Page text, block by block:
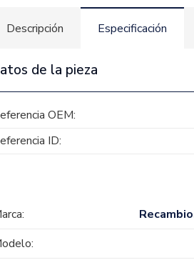
Descripción Especificación
de la pieza
OEM:
ID: